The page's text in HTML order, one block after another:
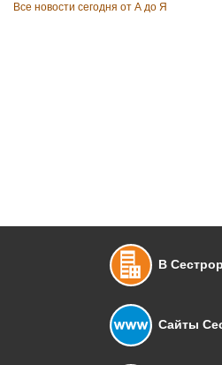
Все новости сегодня от А до Я
В
Сайты